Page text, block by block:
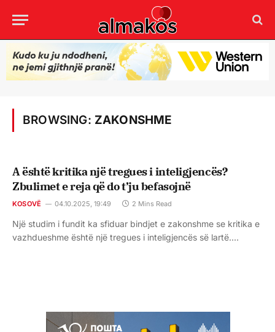
BROWSING: ZAKONSHME
A është kritika një tregues i inteligjencës?
Zbulimet e reja që do t’ju befasojnë
KOSOVË 04.10.2025, 19:49 2 Mins Read
Një studim i fundit ka sfiduar bindjet e zakonshme se kritika e
vazhdueshme është një tregues i inteligjencës së lartë.…